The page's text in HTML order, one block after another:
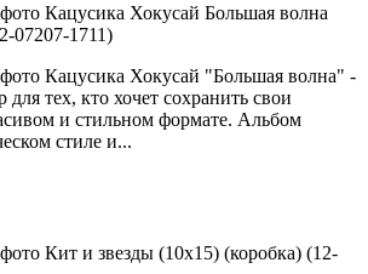
Кацусика Хокусай Большая волна
07207-1711)
Кацусика Хокусай "Большая волна" -
тех, кто хочет сохранить свои
и стильном формате. Альбом
стиле и...
Кит и звезды (10х15) (коробка) (12-